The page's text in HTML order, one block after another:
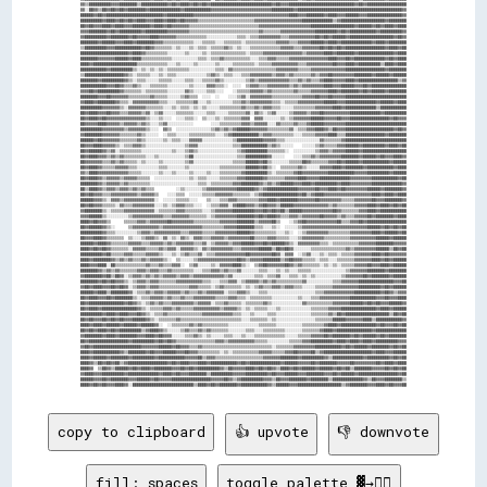
copy to clipboard 👍 upvote 👎 downvote
fill: spaces toggle palette ▓→✊🏽